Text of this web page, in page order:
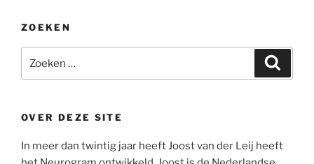
ZOEKEN
naar:
OVER DEZE SITE
In meer dan twintig jaar heeft Joost van der Leij heeft